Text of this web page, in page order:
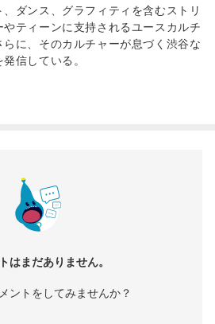
、ダンス、グラフィティを含むストリ
やティーンに支持されるユースカルチ
らに、そのカルチャーが息づく渋谷な
信している。
はまだありません。
ントをしてみませんか？